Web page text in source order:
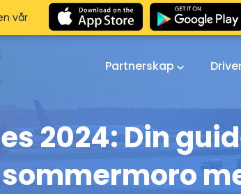
Partnerskap
2024: Din
vår